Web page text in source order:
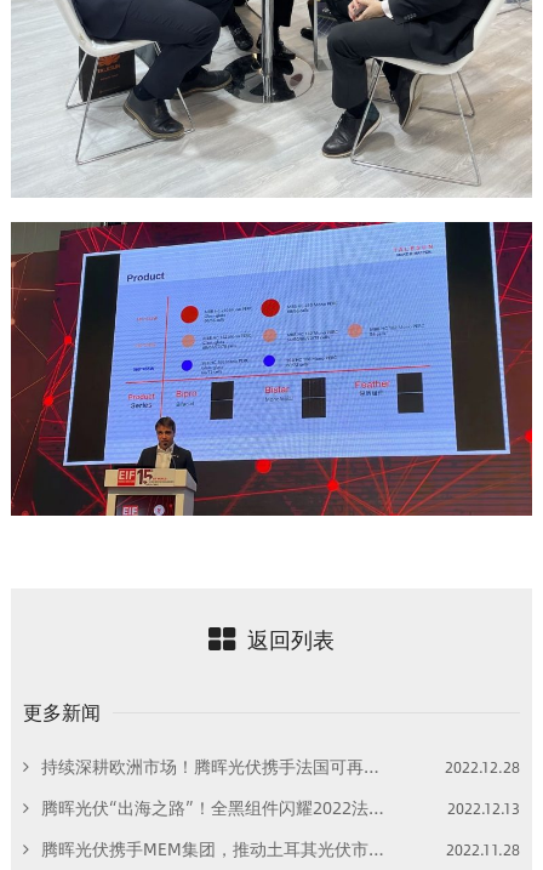
返回列表
更多新闻
持续深耕欧洲市场！腾晖光伏携手法国可再生能源巨头Neoen打开欧洲市场新局面！ 2022.12.28
腾晖光伏“出海之路”！全黑组件闪耀2022法国蒙彼利埃国际能源展！ 2022.12.13
腾晖光伏携手MEM集团，推动土耳其光伏市场迈向新高度！ 2022.11.28